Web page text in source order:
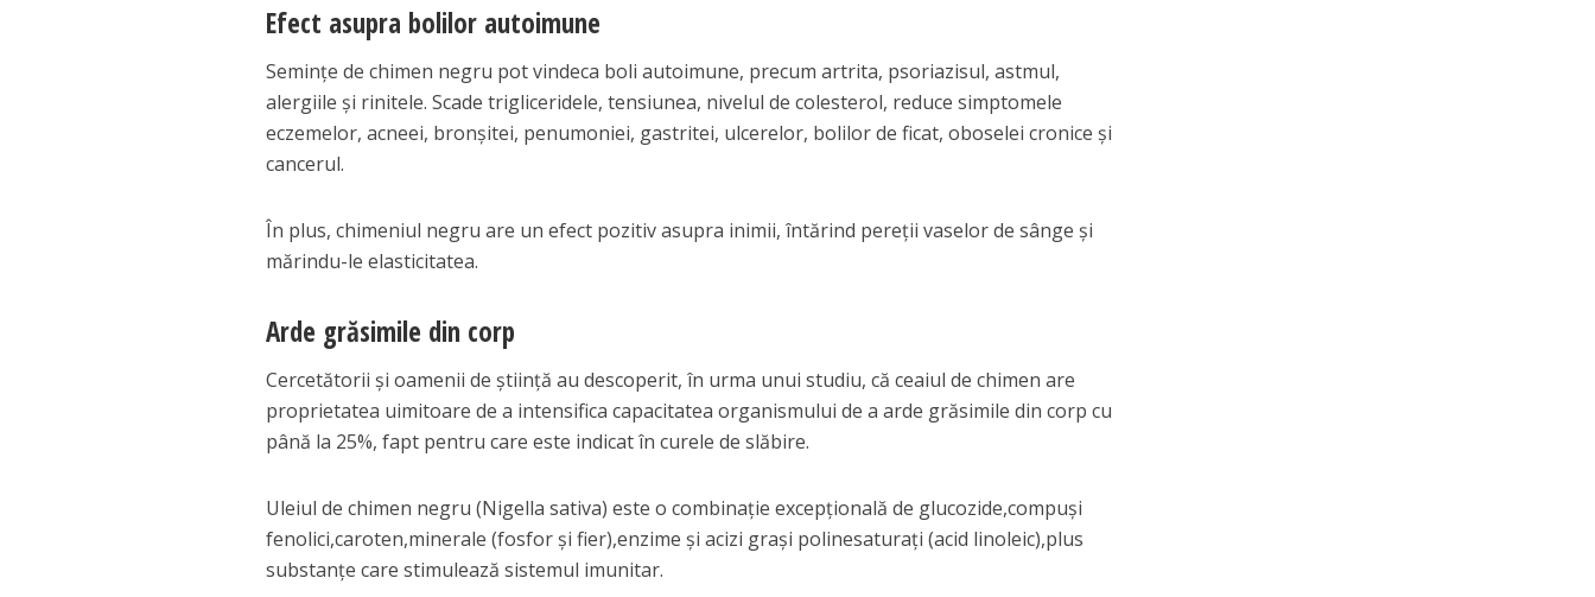
Efect asupra bolilor autoimune
Semințe de chimen negru pot vindeca boli autoimune, precum artrita, psoriazisul, astmul,
alergiile și rinitele. Scade trigliceridele, tensiunea, nivelul de colesterol, reduce simptomele
eczemelor, acneei, bronșitei, penumoniei, gastritei, ulcerelor, bolilor de ficat, oboselei cronice și
cancerul.
În plus, chimeniul negru are un efect pozitiv asupra inimii, întărind pereții vaselor de sânge și
mărindu-le elasticitatea.
Arde grăsimile din corp
Cercetătorii și oamenii de știință au descoperit, în urma unui studiu, că ceaiul de chimen are
proprietatea uimitoare de a intensifica capacitatea organismului de a arde grăsimile din corp cu
până la 25%, fapt pentru care este indicat în curele de slăbire.
Uleiul de chimen negru (Nigella sativa) este o combinație excepțională de glucozide,compuși
fenolici,caroten,minerale (fosfor și fier),enzime și acizi grași polinesaturați (acid linoleic),plus
substanțe care stimulează sistemul imunitar.